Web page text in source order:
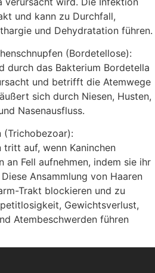
und kann zu Durchfall,
und Dehydratation führen.
(Bordetellose):
durch das Bakterium Bordetella
und betrifft die Atemwege
sich durch Niesen, Husten,
Nasenausfluss.
auf, wenn Kaninchen
an Fell aufnehmen, indem sie ihr
Ansammlung von Haaren
Trakt blockieren und zu
Gewichtsverlust,
Atembeschwerden führen